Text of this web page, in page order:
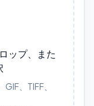
ップ、また
、TIFF、